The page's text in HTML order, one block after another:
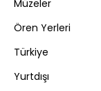
Müzeler
Ören Yerleri
Türkiye
Yurtdışı